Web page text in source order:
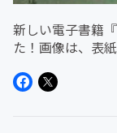
新しい電子書籍
た！画像は、表